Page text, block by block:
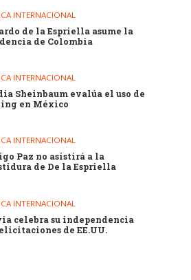
INTERNACIONAL
de la Espriella asume la
de Colombia
INTERNACIONAL
Sheinbaum evalúa el uso de
en México
INTERNACIONAL
Paz no asistirá a la
de De la Espriella
INTERNACIONAL
celebra su independencia
de EE.UU.